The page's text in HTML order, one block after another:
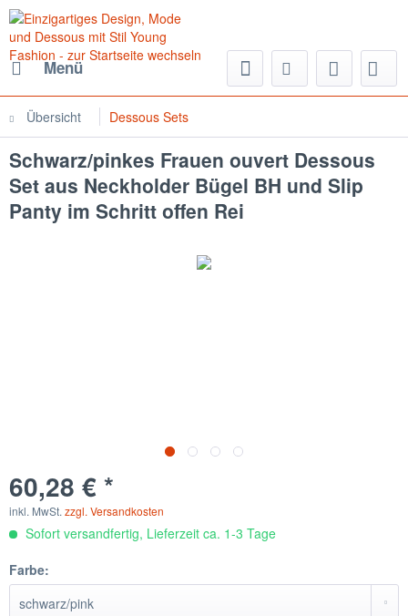
Menü
Übersicht Dessous Sets
Schwarz/pinkes Frauen ouvert Dessous
Set aus Neckholder Bügel BH und Slip
Panty im Schritt offen Rei
60,28 € *
inkl. MwSt. zzgl. Versandkosten
Sofort versandfertig, Lieferzeit ca. 1-3 Tage
Farbe: